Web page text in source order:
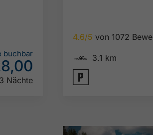
buchbar
Nächte
4.6/5 von 1072
🅐 3.1 km
🐈